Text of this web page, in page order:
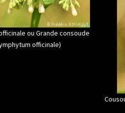
ou Grande consoude
officinale)